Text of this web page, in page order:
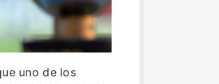
uno de los